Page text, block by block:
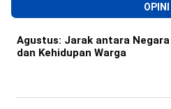
OPINI
Agustus: Jarak antara
dan Kehidupan Warga